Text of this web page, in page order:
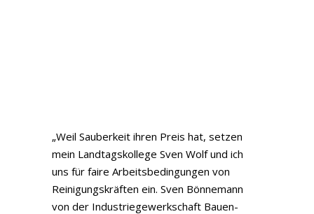
„Weil Sauberkeit ihren Preis hat, setzen
mein Landtagskollege Sven Wolf und ich
uns für faire Arbeitsbedingungen von
Reinigungskräften ein. Sven Bönnemann
von der Industriegewerkschaft Bauen-